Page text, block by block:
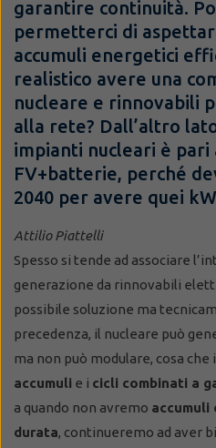
garantire continuità.
permetterci di
accumuli energetici
realistico avere una
nucleare e rinnovabili
alla rete? Dall’altro
impianti nucleari è pari
FV+batterie, perché
2040 per avere quei
Attilio Piattelli
Spesso si tende ad associare
generazione da rinnovabili
possibile soluzione ma
precedenza, il nucleare può
ma non può modulare, cosa
accumuli e i cicli combinati a
a quando non avremo accumuli
durata, continueremo ad aver